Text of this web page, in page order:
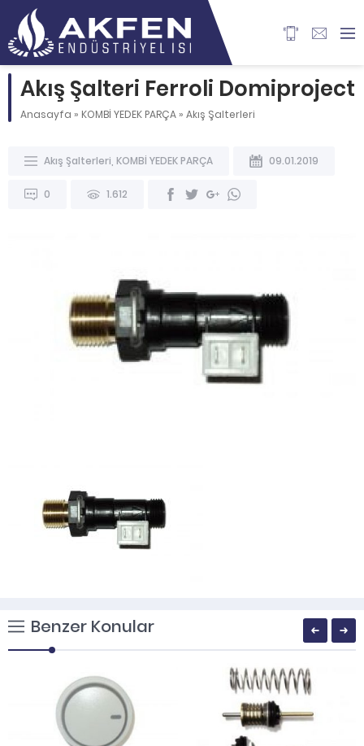
Akış Şalteri Ferroli Domiproject
Anasayfa » KOMBİ YEDEK PARÇA » Akış Şalterleri
Akış Şalterleri KOMBİ YEDEK PARÇA 09.01.2019
0 1.612
Benzer Konular